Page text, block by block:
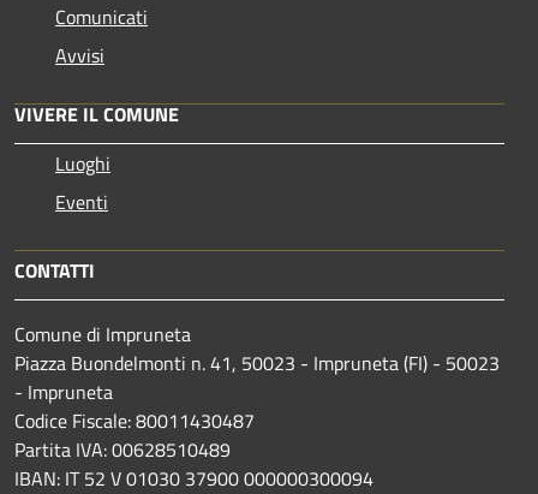
Comunicati
Avvisi
VIVERE IL COMUNE
Luoghi
Eventi
CONTATTI
Comune di Impruneta
Piazza Buondelmonti n. 41, 50023 - Impruneta (FI) - 50023
- Impruneta
Codice Fiscale: 80011430487
Partita IVA: 00628510489
IBAN: IT 52 V 01030 37900 000000300094